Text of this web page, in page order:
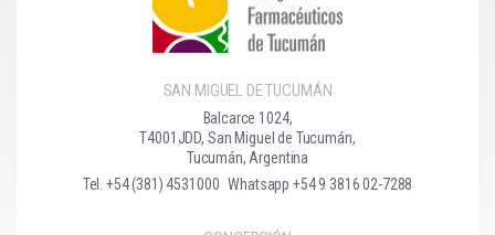
SAN MIGUEL DE TUCUMÁN
Balcarce 1024,
T4001JDD, San Miguel de Tucumán,
Tucumán, Argentina
Tel. +54 (381) 4531000 Whatsapp +54 9 3816 02-7288